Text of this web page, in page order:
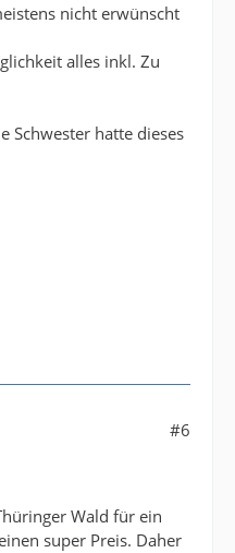
nicht erwünscht
alles inkl. Zu
Schwester hatte dieses
#6
Wald für ein
super Preis. Daher